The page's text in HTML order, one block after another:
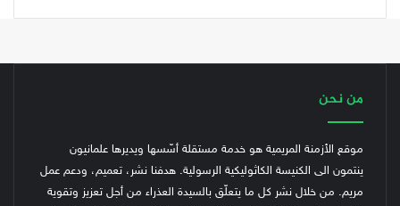
من نحن
موقع الأزمنة المريمية هو خدمة مستقلة أسّسها ويديرها علمانيون
ينتمون الى الكنيسة الكاثوليكية الرسولية. هدفنا نشر، تعميم، ودعم عمل
مريم. من خلال نشر كل ما يتعلّق بالسيدة العذراء من أجل تعزيز وتقوية